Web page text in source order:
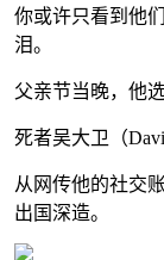
你或许只看到他
泪。
父亲节当晚，他
死者吴大卫（
从网传他的社交
出国深造。